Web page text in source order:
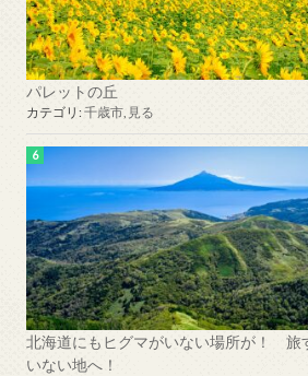
パレットの丘
カテゴリ: 千歳市 見る
北海道にもヒグマがいない場所が！ 旅
いない地へ！